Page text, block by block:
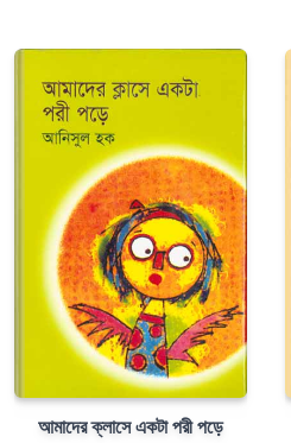
আমাদের ক্লাসে একটা পরী পড়ে